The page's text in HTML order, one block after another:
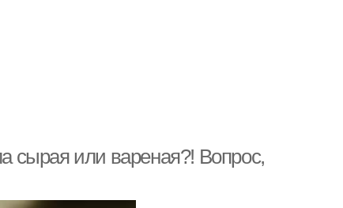
сырая или вареная?! Вопрос,